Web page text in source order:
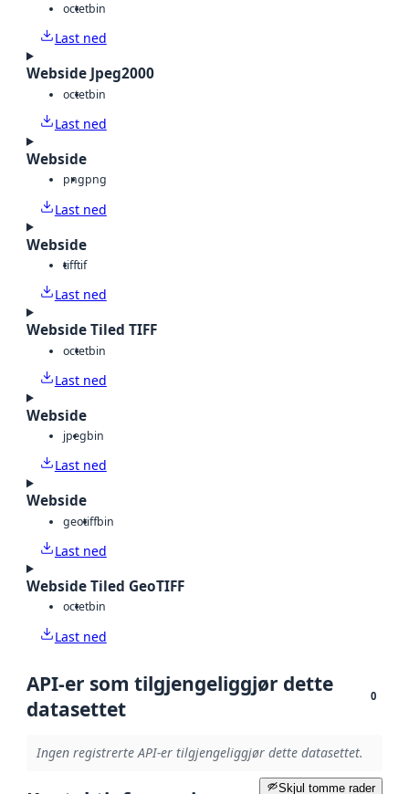
octetbin
Last ned
Webside Jpeg2000
octetbin
Last ned
Webside
pngpng
Last ned
Webside
tifftif
Last ned
Webside Tiled TIFF
octetbin
Last ned
Webside
jpegbin
Last ned
Webside
geotiffbin
Last ned
Webside Tiled GeoTIFF
octetbin
Last ned
API-er som tilgjengeliggjør dette
datasettet
0
Ingen registrerte API-er tilgjengeliggjør dette datasettet.
Skjul tomme rader